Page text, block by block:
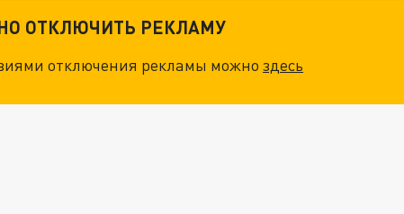
ОТКЛЮЧИТЬ РЕКЛАМУ
отключения рекламы можноздесь